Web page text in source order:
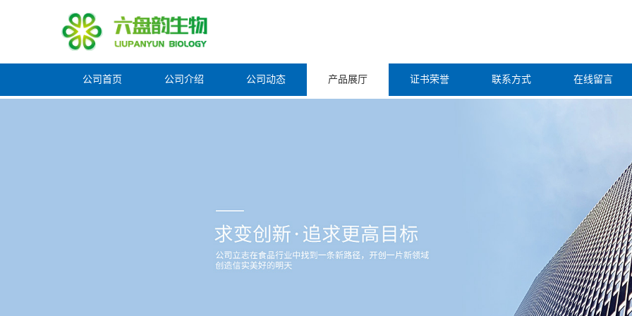
公司首页 公司介绍 公司动态 产品展厅 证书荣誉 联系方式 在线留言